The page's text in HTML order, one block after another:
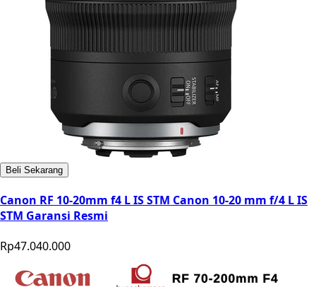
Beli Sekarang
Canon RF 10-20mm f4 L IS STM Canon 10-20 mm f/4 L IS
STM Garansi Resmi
Rp47.040.000